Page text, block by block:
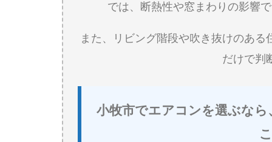
では、断熱性や窓まわりの影響
また、リビング階段や吹き抜けのあ
だけで判
小牧市でエアコンを選ぶな